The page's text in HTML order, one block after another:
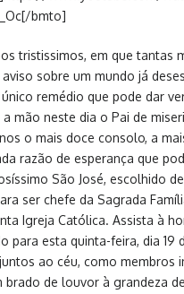
bmto]
tristissimos, em que tantas
sobre um mundo já
remédio que pode dar
mão neste dia o Pai de
o mais doce consolo, a
razão de esperança que
São José, escolhido
ser chefe da Sagrada
Igreja Católica. Assista à
para esta quinta-feira, dia 19
ao céu, como membros
brado de louvor à grandeza